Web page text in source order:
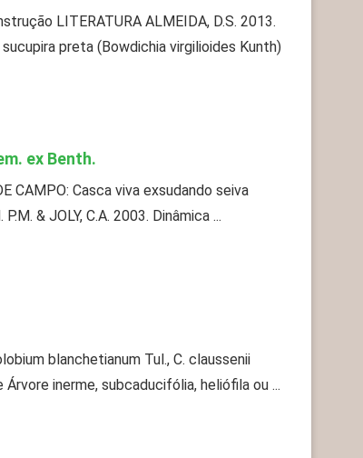
LITERATURA ALMEIDA, D.S. 2013.
preta (Bowdichia virgilioides Kunth)
ex Benth.
CAMPO: Casca viva exsudando seiva
& JOLY, C.A. 2003. Dinâmica ...
blanchetianum Tul., C. claussenii
Árvore inerme, subcaducifólia, heliófila ou ...